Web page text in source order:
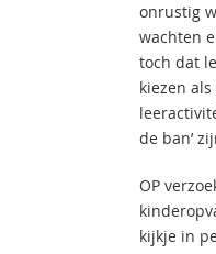
onrustig
wachten
toch dat
kiezen
de ban’
OP
kijkje in